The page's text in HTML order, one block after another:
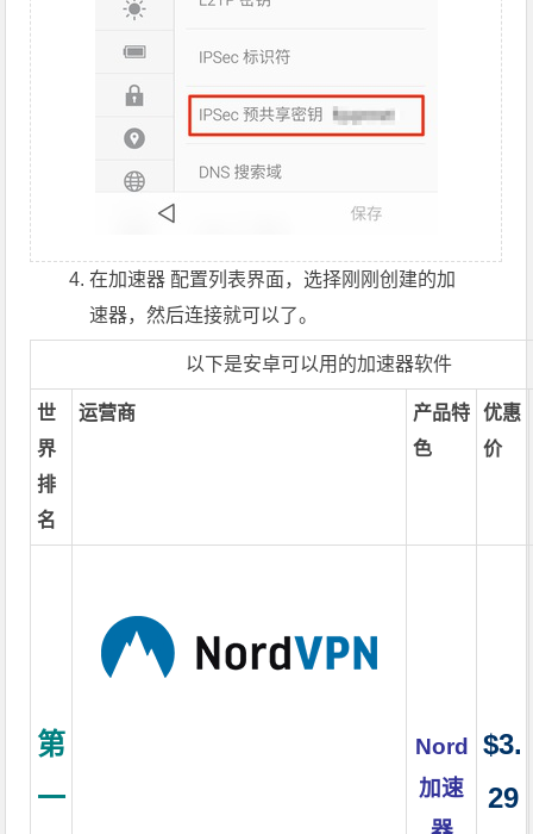
在加速器 配置列表界面，选择刚刚创建的加
速器，然后连接就可以了。
以下是安卓可以用的加速器软件
世
界
排
名
运营商
产品特
色
优惠
价
第
一
Nord
加速
$3.
29